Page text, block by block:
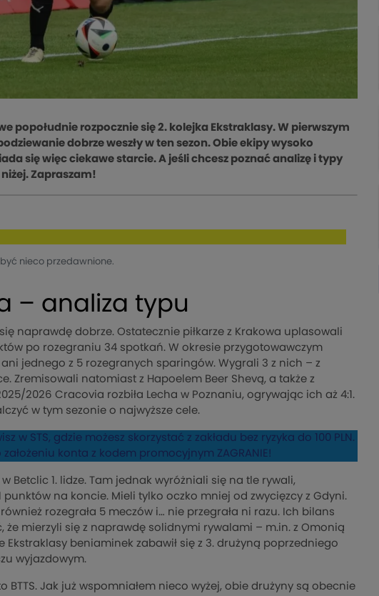
popołudnie rozpocznie się 2. kolejka Ekstraklasy. W pierwszym
dobrze weszły w ten sezon. Obie ekipy wysoko
się więc ciekawe starcie. A jeśli chcesz poznać analizę i typy
Zapraszam!
nieco przedawnione.
– analiza typu
naprawdę dobrze. Ostatecznie piłkarze z Krakowa uplasowali
po rozegraniu 34 spotkań. W okresie przygotowawczym
jednego z 5 rozegranych sparingów. Wygrali 3 z nich – z
Zremisowali natomiast z Hapoelem Beer Shevą, a także z
2026 Cracovia rozbiła Lecha w Poznaniu, ogrywając ich aż 4:1.
w tym sezonie o najwyższe cele.
STS, gdzie możesz skorzystać z zakładu bez ryzyka do 100 PLN.
konta z kodem promocyjnym ZAGRANIE!
Betclic 1. lidze. Tam jednak wyróżniali się na tle rywali,
na koncie. Mieli tylko oczko mniej od zwycięzcy z Gdyni.
rozegrała 5 meczów i… nie przegrała ni razu. Ich bilans
że mierzyli się z naprawdę solidnymi rywalami – m.in. z Omonią
Ekstraklasy beniaminek zabawił się z 3. drużyną poprzedniego
wyjazdowym.
Jak już wspomniałem nieco wyżej, obie drużyny są obecnie